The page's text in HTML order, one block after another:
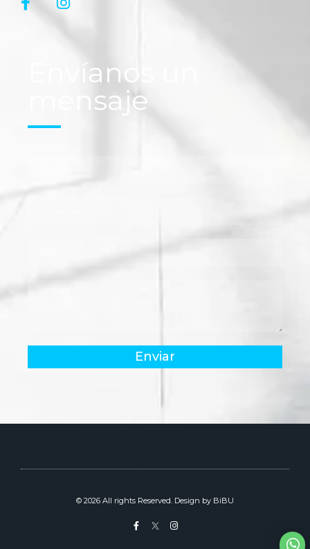
Envíanos un
mensaje
Enviar
© 2026 All rights Reserved. Design by BiBU